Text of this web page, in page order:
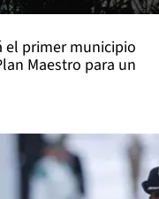
el primer municipio
Maestro para un